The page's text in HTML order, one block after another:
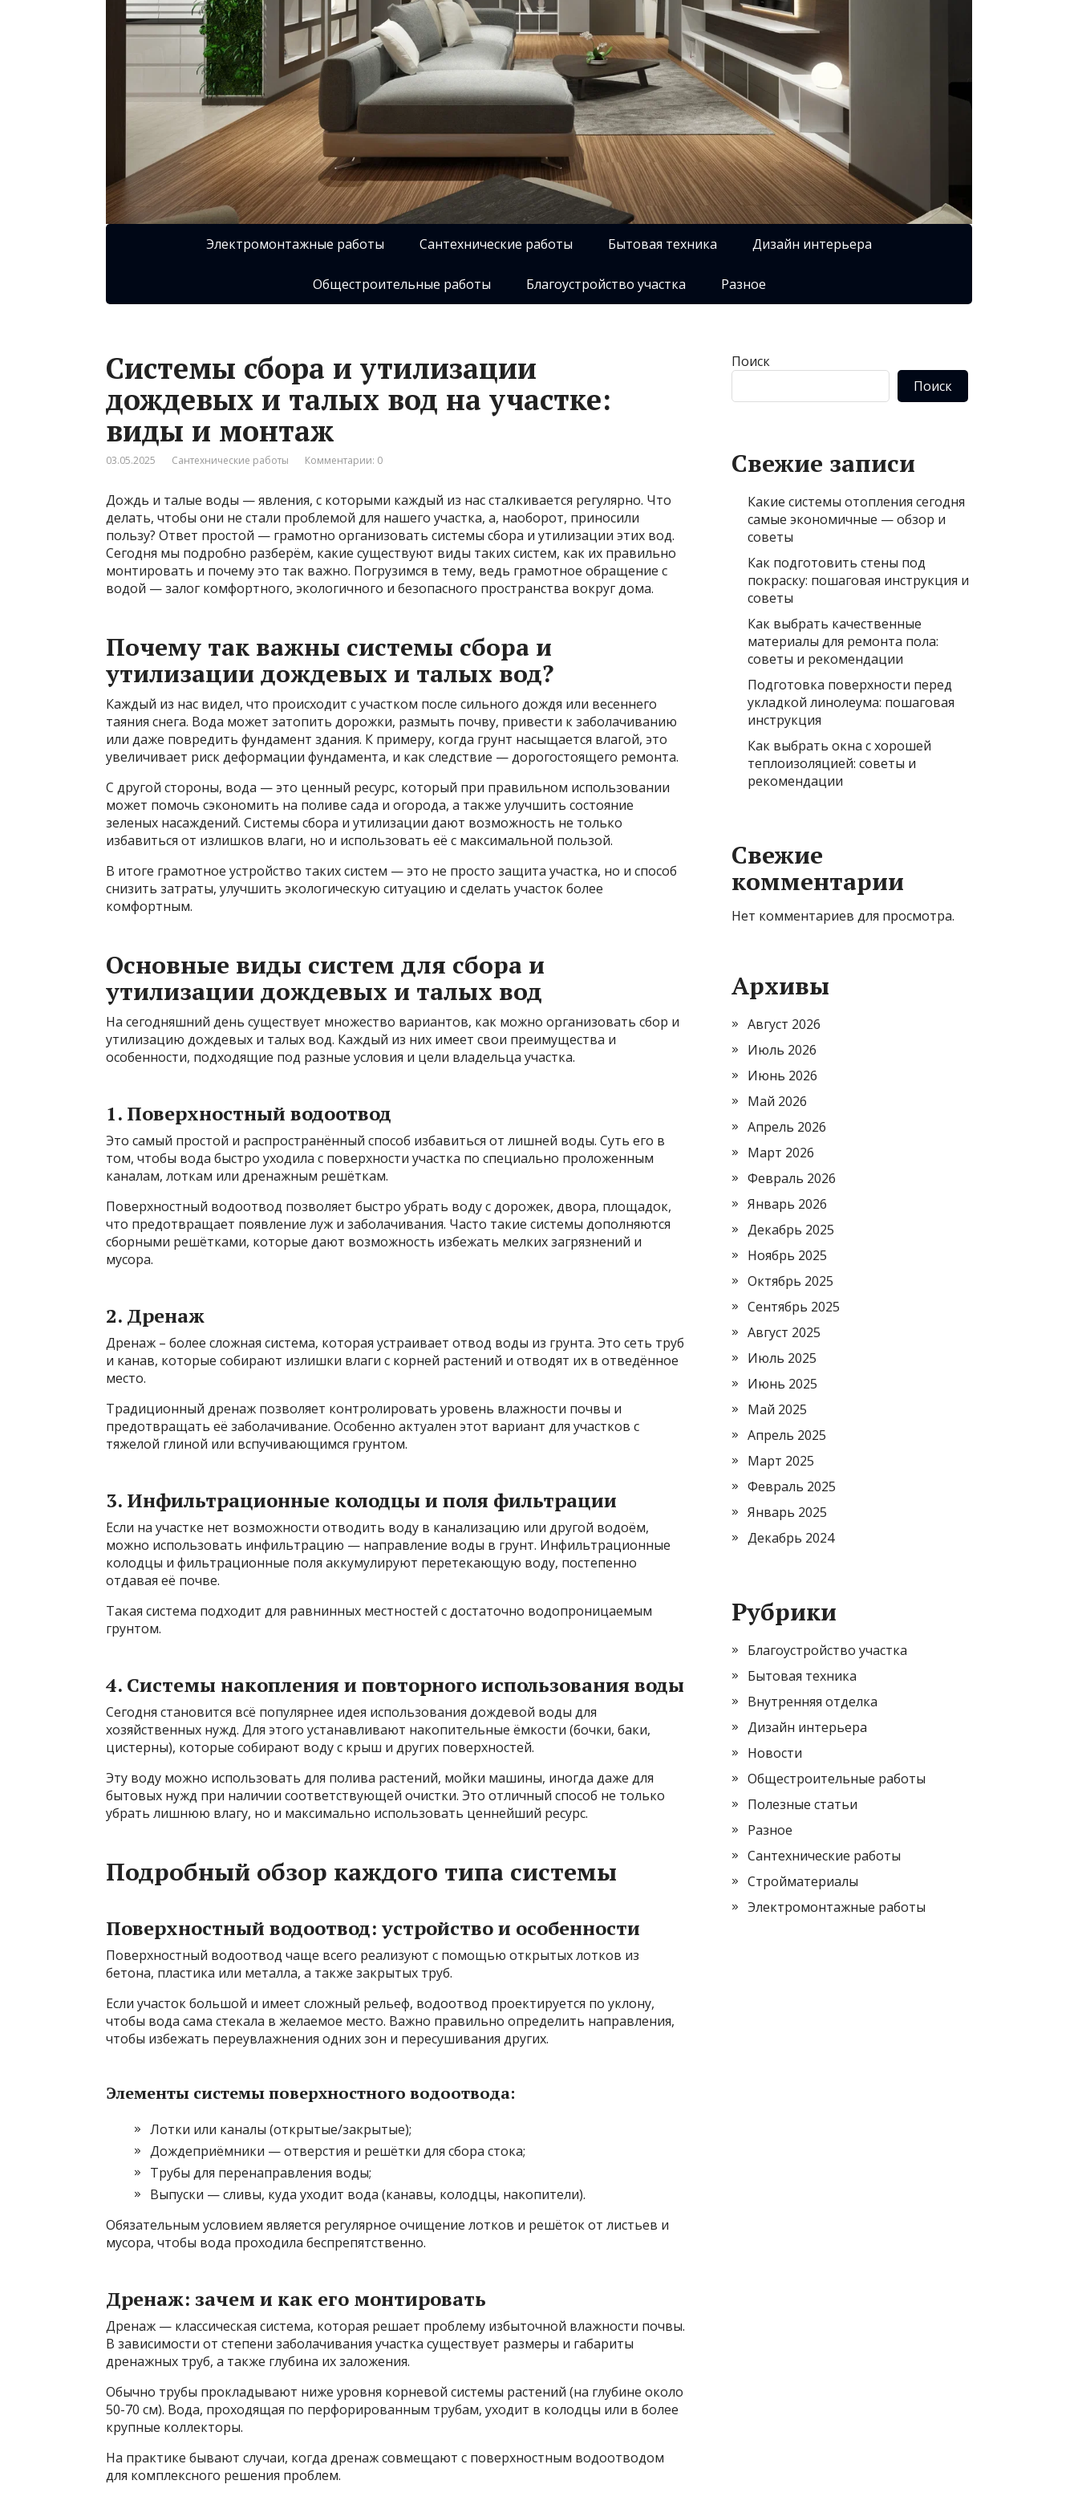
Электромонтажные работы Сантехнические работы Бытовая техника Дизайн интерьера
Общестроительные работы Благоустройство участка Разное
Системы сбора и утилизации
дождевых и талых вод на участке:
виды и монтаж
03.05.2025 Сантехнические работы Комментарии: 0
Дождь и талые воды — явления, с которыми каждый из нас сталкивается регулярно. Что
делать, чтобы они не стали проблемой для нашего участка, а, наоборот, приносили
пользу? Ответ простой — грамотно организовать системы сбора и утилизации этих вод.
Сегодня мы подробно разберём, какие существуют виды таких систем, как их правильно
монтировать и почему это так важно. Погрузимся в тему, ведь грамотное обращение с
водой — залог комфортного, экологичного и безопасного пространства вокруг дома.
Почему так важны системы сбора и
утилизации дождевых и талых вод?
Каждый из нас видел, что происходит с участком после сильного дождя или весеннего
таяния снега. Вода может затопить дорожки, размыть почву, привести к заболачиванию
или даже повредить фундамент здания. К примеру, когда грунт насыщается влагой, это
увеличивает риск деформации фундамента, и как следствие — дорогостоящего ремонта.
С другой стороны, вода — это ценный ресурс, который при правильном использовании
может помочь сэкономить на поливе сада и огорода, а также улучшить состояние
зеленых насаждений. Системы сбора и утилизации дают возможность не только
избавиться от излишков влаги, но и использовать её с максимальной пользой.
В итоге грамотное устройство таких систем — это не просто защита участка, но и способ
снизить затраты, улучшить экологическую ситуацию и сделать участок более
комфортным.
Основные виды систем для сбора и
утилизации дождевых и талых вод
На сегодняшний день существует множество вариантов, как можно организовать сбор и
утилизацию дождевых и талых вод. Каждый из них имеет свои преимущества и
особенности, подходящие под разные условия и цели владельца участка.
1. Поверхностный водоотвод
Это самый простой и распространённый способ избавиться от лишней воды. Суть его в
том, чтобы вода быстро уходила с поверхности участка по специально проложенным
каналам, лоткам или дренажным решёткам.
Поверхностный водоотвод позволяет быстро убрать воду с дорожек, двора, площадок,
что предотвращает появление луж и заболачивания. Часто такие системы дополняются
сборными решётками, которые дают возможность избежать мелких загрязнений и
мусора.
2. Дренаж
Дренаж – более сложная система, которая устраивает отвод воды из грунта. Это сеть труб
и канав, которые собирают излишки влаги с корней растений и отводят их в отведённое
место.
Традиционный дренаж позволяет контролировать уровень влажности почвы и
предотвращать её заболачивание. Особенно актуален этот вариант для участков с
тяжелой глиной или вспучивающимся грунтом.
3. Инфильтрационные колодцы и поля фильтрации
Если на участке нет возможности отводить воду в канализацию или другой водоём,
можно использовать инфильтрацию — направление воды в грунт. Инфильтрационные
колодцы и фильтрационные поля аккумулируют перетекающую воду, постепенно
отдавая её почве.
Такая система подходит для равнинных местностей с достаточно водопроницаемым
грунтом.
4. Системы накопления и повторного использования воды
Сегодня становится всё популярнее идея использования дождевой воды для
хозяйственных нужд. Для этого устанавливают накопительные ёмкости (бочки, баки,
цистерны), которые собирают воду с крыш и других поверхностей.
Эту воду можно использовать для полива растений, мойки машины, иногда даже для
бытовых нужд при наличии соответствующей очистки. Это отличный способ не только
убрать лишнюю влагу, но и максимально использовать ценнейший ресурс.
Подробный обзор каждого типа системы
Поверхностный водоотвод: устройство и особенности
Поверхностный водоотвод чаще всего реализуют с помощью открытых лотков из
бетона, пластика или металла, а также закрытых труб.
Если участок большой и имеет сложный рельеф, водоотвод проектируется по уклону,
чтобы вода сама стекала в желаемое место. Важно правильно определить направления,
чтобы избежать переувлажнения одних зон и пересушивания других.
Элементы системы поверхностного водоотвода:
Лотки или каналы (открытые/закрытые);
Дождеприёмники — отверстия и решётки для сбора стока;
Трубы для перенаправления воды;
Выпуски — сливы, куда уходит вода (канавы, колодцы, накопители).
Обязательным условием является регулярное очищение лотков и решёток от листьев и
мусора, чтобы вода проходила беспрепятственно.
Дренаж: зачем и как его монтировать
Дренаж — классическая система, которая решает проблему избыточной влажности почвы.
В зависимости от степени заболачивания участка существует размеры и габариты
дренажных труб, а также глубина их заложения.
Обычно трубы прокладывают ниже уровня корневой системы растений (на глубине около
50-70 см). Вода, проходящая по перфорированным трубам, уходит в колодцы или в более
крупные коллекторы.
На практике бывают случаи, когда дренаж совмещают с поверхностным водоотводом
для комплексного решения проблем.
Поиск
Поиск
Свежие записи
Какие системы отопления сегодня
самые экономичные — обзор и
советы
Как подготовить стены под
покраску: пошаговая инструкция и
советы
Как выбрать качественные
материалы для ремонта пола:
советы и рекомендации
Подготовка поверхности перед
укладкой линолеума: пошаговая
инструкция
Как выбрать окна с хорошей
теплоизоляцией: советы и
рекомендации
Свежие
комментарии
Нет комментариев для просмотра.
Архивы
Август 2026
Июль 2026
Июнь 2026
Май 2026
Апрель 2026
Март 2026
Февраль 2026
Январь 2026
Декабрь 2025
Ноябрь 2025
Октябрь 2025
Сентябрь 2025
Август 2025
Июль 2025
Июнь 2025
Май 2025
Апрель 2025
Март 2025
Февраль 2025
Январь 2025
Декабрь 2024
Рубрики
Благоустройство участка
Бытовая техника
Внутренняя отделка
Дизайн интерьера
Новости
Общестроительные работы
Полезные статьи
Разное
Сантехнические работы
Стройматериалы
Электромонтажные работы